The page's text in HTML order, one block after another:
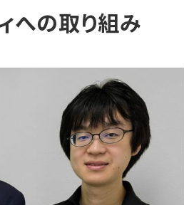
への取り組み